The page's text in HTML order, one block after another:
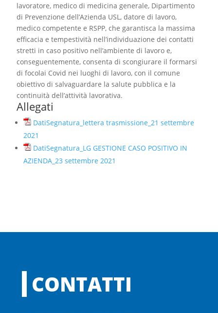
lavoratore, medico di medicina generale, Dipartimento
di Prevenzione dell’Azienda USL, datore di lavoro,
medico competente e RSPP, che garantisca la massima
efficacia e tempestività nell’individuazione dei contatti
stretti in caso positivo nell’ambiente di lavoro e,
conseguentemente, consenta di scongiurare il formarsi
di focolai Covid nei luoghi di lavoro, con il comune
obiettivo di salvaguardare la salute pubblica e la
continuità dell’attività lavorativa.
Allegati
DatiSegnatura_lettera trasmissione_21 settembre
2021
DatiSegnatura_LG GESTIONE CASO POSITIVO IN
AZIENDA_23 settembre 2021
CONTATTI